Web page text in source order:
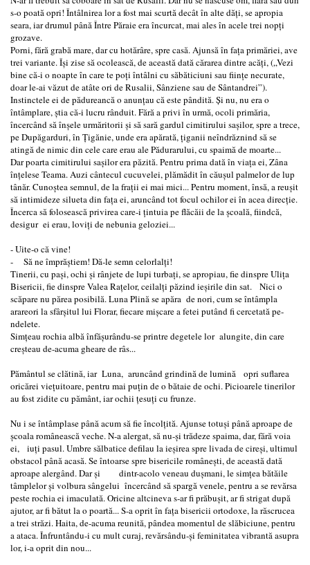
s-o poată opri! Întâlnirea lor a fost mai scurtă decât în alte dăţi, se apropia
seara, iar drumul până Între Păraie era încurcat, mai ales în acele trei nopţi
grozave.
Porni, fără grabă mare, dar cu hotărâre, spre casă. Ajunsă în faţa primăriei, ave
trei variante. Îşi zise să ocolească, de această dată cărarea dintre acăţi, („Vezi
bine că-i o noapte în care te poţi întâlni cu săbăticiuni sau fiinţe necurate,
doar le-ai văzut de atâte ori de Rusalii, Sânziene sau de Sântandrei”).
Instinctele ei de pădureancă o anunţau că este pândită. Şi nu, nu era o
întâmplare, ştia că-i lucru rânduit. Fără a privi în urmă, ocoli primăria,
încercând să înşele urmăritorii şi să sară gardul cimitirului saşilor, spre a trece,
pe Dupăgarduri, în Ţigănie, unde era apărată, ţiganii neîndrăznind să se
atingă de nimic din cele care erau ale Pădurarului, cu spaimă de moarte...
Dar poarta cimitirului saşilor era păzită. Pentru prima dată în viaţa ei, Zâna
înţelese Teama. Auzi cântecul cucuvelei, plămădit în căuşul palmelor de lup
tânăr. Cunoştea semnul, de la fraţii ei mai mici... Pentru moment, însă, a reuşit
să intimideze silueta din faţa ei, aruncând tot focul ochilor ei în acea direcţie.
Încerca să folosească privirea care-i ţintuia pe flăcăii de la şcoală, fiindcă,
desigur ei erau, loviţi de nebunia geloziei...
- Uite-o că vine!
- Să ne împrăştiem! Dă-le semn celorlalţi!
Tinerii, cu paşi, ochi şi rânjete de lupi turbaţi, se apropiau, fie dinspre Uliţa
Bisericii, fie dinspre Valea Raţelor, ceilalţi păzind ieşirile din sat. Nici o
scăpare nu părea posibilă. Luna Plină se apăra de nori, cum se întâmpla
arareori la sfârşitul lui Florar, fiecare mişcare a fetei putând fi cercetată pe-
ndelete.
Simţeau rochia albă înfăşurându-se printre degetele lor alungite, din care
creşteau de-acuma gheare de râs...
Pământul se clătină, iar Luna, aruncând grindină de lumină opri suflarea
oricărei vieţuitoare, pentru mai puţin de o bătaie de ochi. Picioarele tinerilor
au fost zidite cu pământ, iar ochii ţesuţi cu frunze.
Nu i se întâmplase până acum să fie încolţită. Ajunse totuşi până aproape de
şcoala românească veche. N-a alergat, să nu-şi trădeze spaima, dar, fără voia
ei, iuţi pasul. Umbre sălbatice defilau la ieşirea spre livada de cireşi, ultimul
obstacol până acasă. Se întoarse spre bisericile româneşti, de această dată
aproape alergând. Dar şi dintr-acolo veneau duşmani, le simţea bătăile
tâmplelor şi volbura sângelui încercând să spargă venele, pentru a se revărsa
peste rochia ei imaculată. Oricine altcineva s-ar fi prăbuşit, ar fi strigat după
ajutor, ar fi bătut la o poartă... S-a oprit în faţa bisericii ortodoxe, la răscrucea
a trei străzi. Haita, de-acuma reunită, pândea momentul de slăbiciune, pentru
a ataca. Înfruntându-i cu mult curaj, revărsându-şi feminitatea vibrantă asupra
lor, i-a oprit din nou...